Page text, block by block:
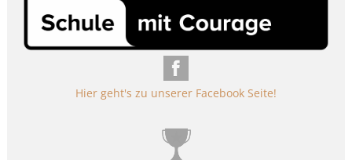
Hier geht's zu unserer Facebook Seite!